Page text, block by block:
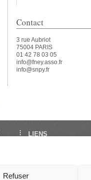
Refuser
Contact
3 rue Aubriot
75004 PARIS
01 42 78 03 05
info@fney.asso.fr
info@snpy.fr
LIENS
Les Assises de La FNEY